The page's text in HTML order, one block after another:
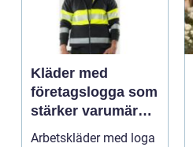
Kläder med
företagslogga som
stärker varumärket
varje dag
Arbetskläder med loga